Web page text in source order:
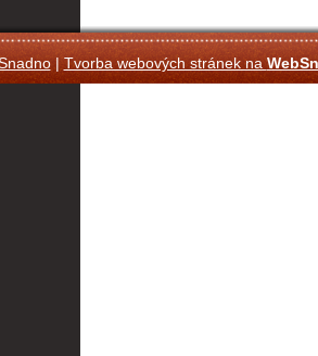
|Tvorba webových stránek na